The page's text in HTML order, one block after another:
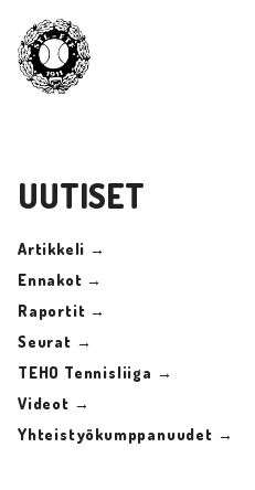
UUTISET
Artikkeli →
Ennakot →
Raportit →
Seurat →
TEHO Tennisliiga →
Videot →
Yhteistyökumppanuudet →